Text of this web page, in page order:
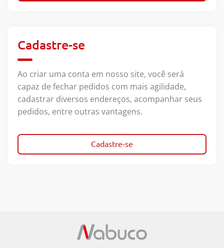
Cadastre-se
Ao criar uma conta em nosso site, você será
capaz de fechar pedidos com mais agilidade,
cadastrar diversos endereços, acompanhar seus
pedidos, entre outras vantagens.
Cadastre-se